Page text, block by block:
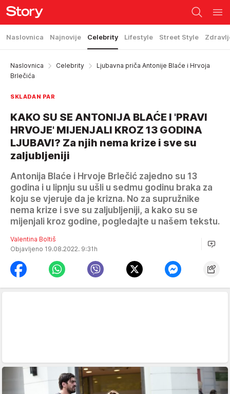
Naslovnica Najnovije Celebrity Lifestyle Street Style
Naslovnica Celebrity
Ljubavna priča Antonije Blaće i Hrvoja
Brlečića
SKLADAN PAR
KAKO SU SE ANTONIJA BLAĆE I 'PRAVI
HRVOJE' MIJENJALI KROZ 13 GODINA
LJUBAVI? Za njih nema krize i sve su
zaljubljeniji
Antonija Blaće i Hrvoje Brlečić zajedno su 13
godina i u lipnju su ušli u sedmu godinu braka za
koju se vjeruje da je krizna. No za supružnike
nema krize i sve su zaljubljeniji, a kako su se
mijenjali kroz godine, pogledajte u našem tekstu.
Valentina Boltiš
Objavljeno 19.08.2022. 9:31h